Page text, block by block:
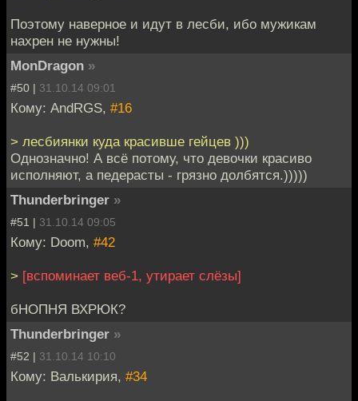
Поэтому наверное и идут в лесби, ибо мужикам
нахрен не нужны!
MonDragon »
#50 | 31.10.14 09:01
Кому: AndRGS, #16
> лесбиянки куда красивше гейцев )))
Однозначно! А всё потому, что девочки красиво
исполняют, а педерасты - грязно долбятся.)))))
Thunderbringer »
#51 | 31.10.14 09:05
Кому: Doom, #42
> [вспоминает веб-1, утирает слёзы]
бНОПНЯ ВХРЮК?
Thunderbringer »
#52 | 31.10.14 10:10
Кому: Валькирия, #34